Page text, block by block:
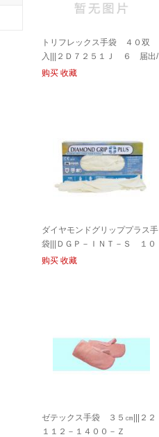
トリフレックス手袋 ４０双
入|||２Ｄ７２５１Ｊ ６ 届出/
购买 收藏
ダイヤモンドグリッププラス手
袋|||ＤＧＰ－ＩＮＴ－Ｓ １０
０入/握钻石加手套| | | DGP-INT-
购买 收藏
ゼテックス手袋 ３５㎝|||２２
１１２－１４００－Ｚ